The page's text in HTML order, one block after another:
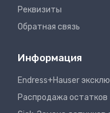
Реквизиты
Обратная связь
Информация
Endress+Hauser
Распродажа остатков